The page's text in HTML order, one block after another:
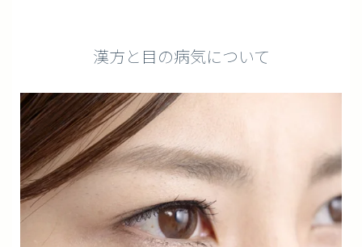
漢方と目の病気について